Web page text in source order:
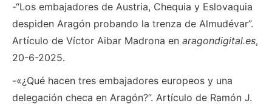
-“Los embajadores de Austria, Chequia y Eslovaquia
despiden Aragón probando la trenza de Almudévar”.
Artículo de Víctor Aibar Madrona en aragondigital.es,
20-6-2025.
-«¿Qué hacen tres embajadores europeos y una
delegación checa en Aragón?”. Artículo de Ramón J.